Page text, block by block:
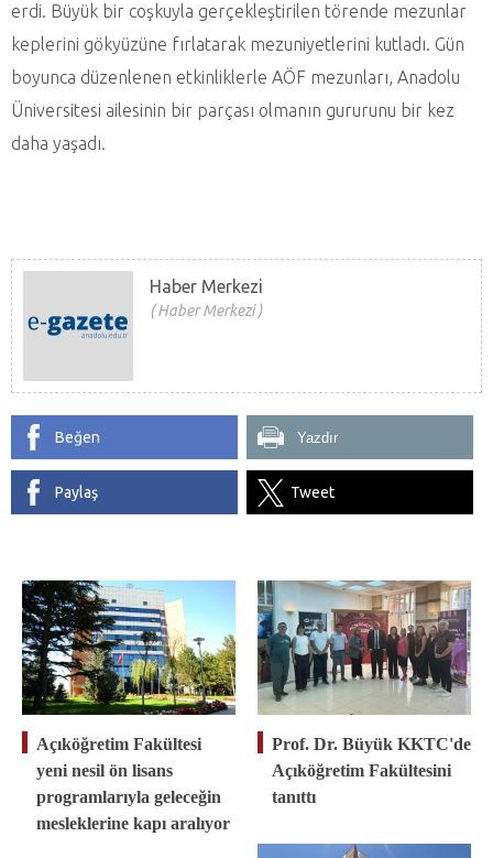
erdi. Büyük bir coşkuyla gerçekleştirilen törende mezunlar
keplerini gökyüzüne fırlatarak mezuniyetlerini kutladı. Gün
boyunca düzenlenen etkinliklerle AÖF mezunları, Anadolu
Üniversitesi ailesinin bir parçası olmanın gururunu bir kez
daha yaşadı.
Haber Merkezi
Haber Merkezi
Beğen Yazdır
Paylaş Tweet
Açıköğretim Fakültesi
yeni nesil ön lisans
programlarıyla geleceğin
mesleklerine kapı aralıyor
Prof. Dr. Büyük KKTC'de
Açıköğretim Fakültesini
tanıttı